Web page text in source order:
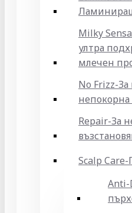
Milky
ултра
млечен
No Frizz-
непокорна
Repair-За
Scalp Care-
Anti-